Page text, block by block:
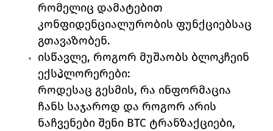
რომელიც დამატებით
კონფიდენციალურობის ფუნქციებსაც
გთავაზობენ.
ისწავლე, როგორ მუშაობს ბლოკჩეინ
ექსპლორერები:
როდესაც გესმის, რა ინფორმაცია
ჩანს საჯაროდ და როგორ არის
ნაჩვენები შენი BTC ტრანზაქციები,